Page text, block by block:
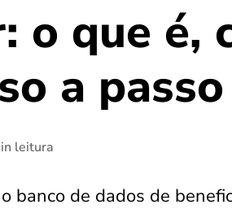
o que é,
a passo
leitura
banco de dados de